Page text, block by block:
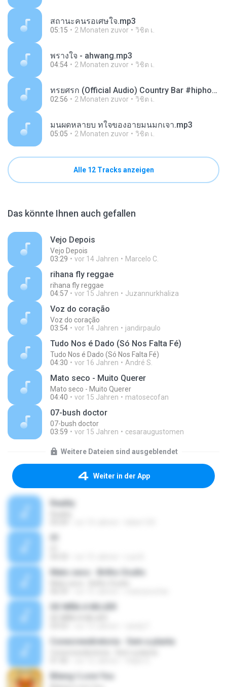
สถานะคนรอเศษใจ.mp3
05:15 2 Monaten zuvor วิชิต เ.
พรางใจ - ahwang.mp3
04:54 2 Monaten zuvor วิชิต เ.
ทรยศรก (Official Audio) Country Bar #hiphop #raphiphop #เพลงใหมลาสด #แพลงแรพ.mp3
02:56 2 Monaten zuvor วิชิต เ.
มนผดหลายบ ทใจของอายมนมกเจา.mp3
05:05 2 Monaten zuvor วิชิต เ.
Alle 12 Tracks anzeigen
Das könnte Ihnen auch gefallen
Vejo Depois
Vejo Depois
03:29
vor 14 Jahren Marcelo C.
rihana fly reggae
rihana fly reggae
04:57
vor 15 Jahren Juzannurkhaliza
Voz do coração
Voz do coração
03:54
vor 14 Jahren jandirpaulo
Tudo Nos é Dado (Só Nos Falta Fé)
Tudo Nos é Dado (Só Nos Falta Fé)
04:30
vor 16 Jahren André S.
Mato seco - Muito Querer
Mato seco - Muito Querer
04:40
vor 15 Jahren matosecofan
07-bush doctor
07-bush doctor
03:59
vor 15 Jahren cesaraugustomen
Weitere Dateien sind ausgeblendet
Weiter in der App
Reality
Mato seco - Brilho Oculto
Conecrewdiretoria - Sem a planta
Bilang I Love You